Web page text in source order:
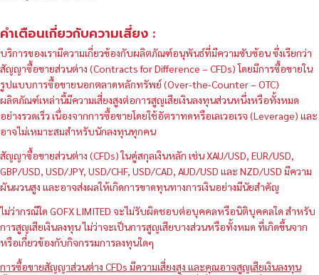
คำเตือนเกี่ยวกับความเสี่ยง :
บริการของเรามีความเกี่ยวข้องกับผลิตภัณฑ์อนุพันธ์ที่มีความซับซ้อน ซึ่งเรียกว่า
สัญญาซื้อขายส่วนต่าง (Contracts for Difference – CFDs) โดยมีการซื้อขายใน
รูปแบบการซื้อขายนอกตลาดหลักทรัพย์ (Over-the-Counter – OTC)
ผลิตภัณฑ์เหล่านี้มีความเสี่ยงสูงต่อการสูญเสียเงินลงทุนส่วนหนึ่งหรือทั้งหมด
อย่างรวดเร็ว เนื่องจากการซื้อขายโดยใช้อัตราทดหรือเลเวอเรจ (Leverage) และ
อาจไม่เหมาะสมสำหรับนักลงทุนทุกคน
สัญญาซื้อขายส่วนต่าง (CFDs) ในคู่สกุลเงินหลัก เช่น XAU/USD, EUR/USD,
GBP/USD, USD/JPY, USD/CHF, USD/CAD, AUD/USD และ NZD/USD มีความ
ผันผวนสูง และอาจส่งผลให้เกิดการขาดทุนทางการเงินอย่างมีนัยสำคัญ
ไม่ว่ากรณีใด GOFX LIMITED จะไม่รับผิดชอบต่อบุคคลหรือนิติบุคคลใด สำหรับ
การสูญเสียเงินลงทุน ไม่ว่าจะเป็นการสูญเสียบางส่วนหรือทั้งหมด ที่เกิดขึ้นจาก
หรือเกี่ยวข้องกับกิจกรรมการลงทุนใดๆ
การซื้อขายสัญญาส่วนต่าง CFDs มีความเสี่ยงสูง และคุณอาจสูญเสียเงินลงทุน